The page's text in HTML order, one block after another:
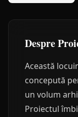
Despre
Această
concepută
un volum
Proiectul